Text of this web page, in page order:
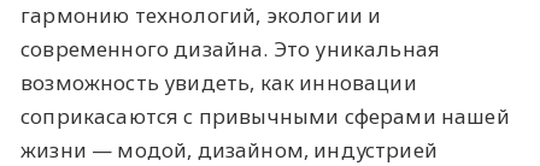
гармонию технологий, экологии и
современного дизайна. Это уникальная
возможность увидеть, как инновации
соприкасаются с привычными сферами нашей
жизни — модой, дизайном, индустрией